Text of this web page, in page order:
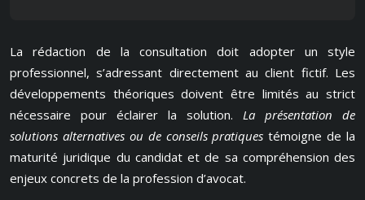
La rédaction de la consultation doit adopter un style
professionnel, s’adressant directement au client fictif. Les
développements théoriques doivent être limités au strict
nécessaire pour éclairer la solution. La présentation de
solutions alternatives ou de conseils pratiquestémoigne de la
maturité juridique du candidat et de sa compréhension des
enjeux concrets de la profession d’avocat.